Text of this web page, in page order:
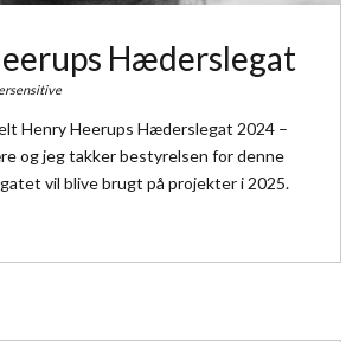
Hæderslegat
Henry Heerups Hæderslegat 2024 –
og jeg takker bestyrelsen for denne
vil blive brugt på projekter i 2025.